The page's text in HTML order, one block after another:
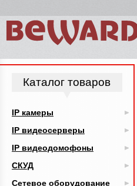
Каталог товаров
IP камеры
IP видеосерверы
IP видеодомофоны
СКУД
Сетевое оборудование